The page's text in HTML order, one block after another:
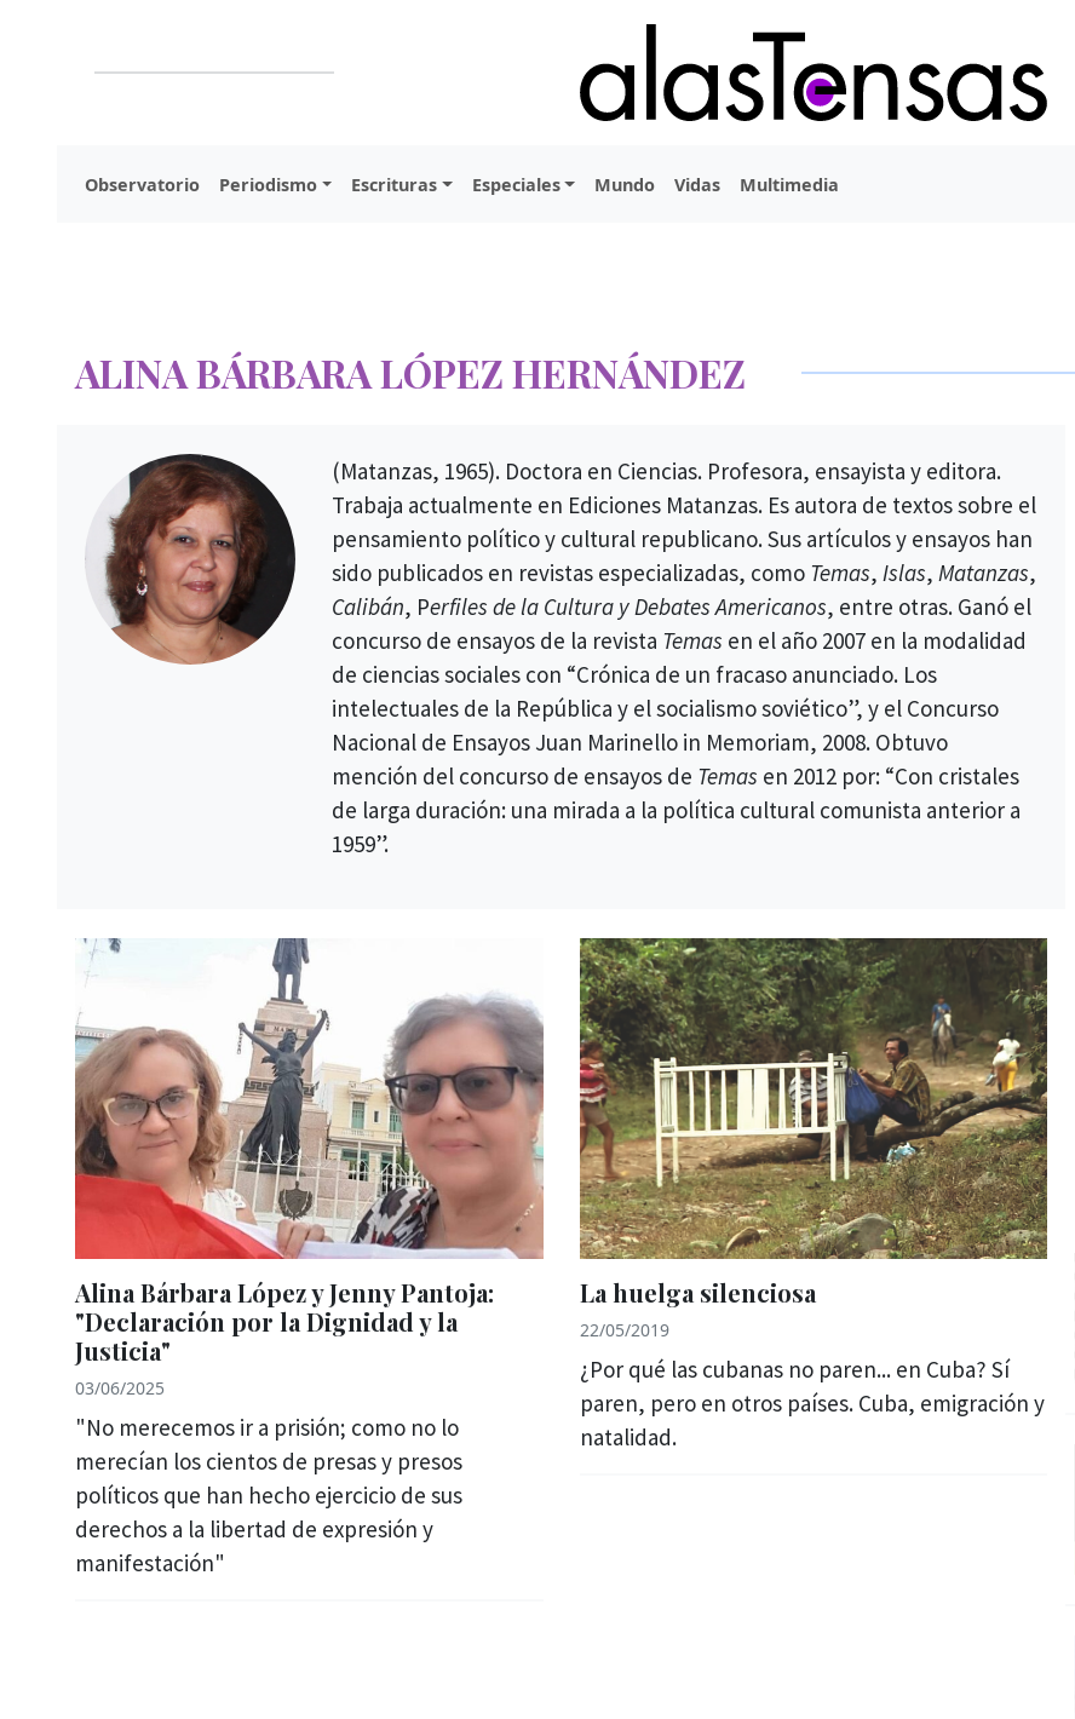
Observatorio Periodismo Escrituras Especiales Mundo Vidas Multimedia
ALINA BÁRBARA LÓPEZ HERNÁNDEZ
(Matanzas, 1965). Doctora en Ciencias. Profesora, ensayista y editora.
Trabaja actualmente en Ediciones Matanzas. Es autora de textos sobre el
pensamiento político y cultural republicano. Sus artículos y ensayos han
sido publicados en revistas especializadas, como Temas,Islas,Matanzas,
Calibán, Perfiles de la Cultura y Debates Americanos, entre otras. Ganó el
concurso de ensayos de la revista Temas en el año 2007 en la modalidad
de ciencias sociales con “Crónica de un fracaso anunciado. Los
intelectuales de la República y el socialismo soviético”, y el Concurso
Nacional de Ensayos Juan Marinello in Memoriam, 2008. Obtuvo
mención del concurso de ensayos de Temas en 2012 por: “Con cristales
de larga duración: una mirada a la política cultural comunista anterior a
1959”.
Alina Bárbara López y Jenny Pantoja:
"Declaración por la Dignidad y la
Justicia"
03/06/2025
"No merecemos ir a prisión; como no lo
merecían los cientos de presas y presos
políticos que han hecho ejercicio de sus
derechos a la libertad de expresión y
manifestación"
La huelga silenciosa
22/05/2019
¿Por qué las cubanas no paren... en Cuba? Sí
paren, pero en otros países. Cuba, emigración y
natalidad.